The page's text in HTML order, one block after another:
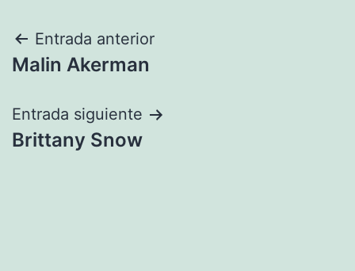
Navegación
de
entradas
Entrada anterior
Malin Akerman
Entrada siguiente
Brittany Snow